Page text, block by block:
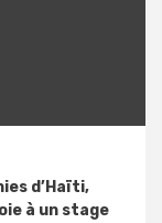
d’Haïti,
à un stage